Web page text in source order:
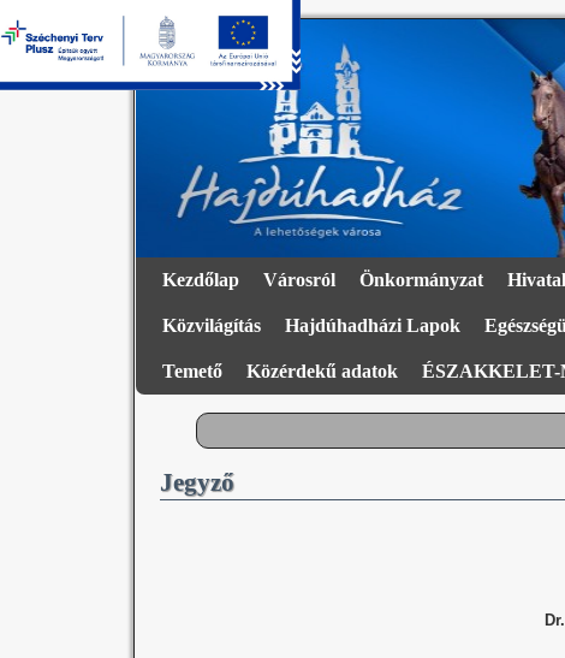
Kezdőlap Városról Önkormányzat Hivatal
Közvilágítás Hajdúhadházi Lapok
Temető Közérdekű adatok ÉSZAKKELET-
Jegyző